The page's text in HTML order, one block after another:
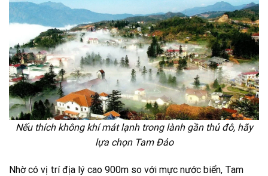
Nếu thích không khí mát lạnh trong lành gần thủ đô, hãy
lựa chọn Tam Đảo
Nhờ có vị trí địa lý cao 900m so với mực nước biển, Tam